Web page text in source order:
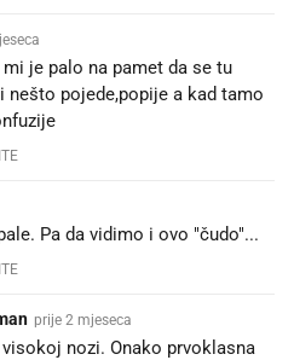
je palo na pamet da se tu
pojede,popije a kad tamo
Pa da vidimo i ovo "čudo"...
prije 2 mjeseca
nozi. Onako prvoklasna